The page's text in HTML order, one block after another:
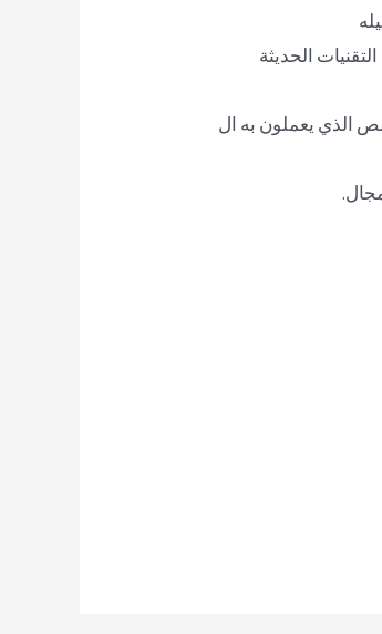
الحديثة
الذي يعملون به ال